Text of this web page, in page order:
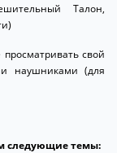
Tалон,
свой
наушниками (для
следующие темы: